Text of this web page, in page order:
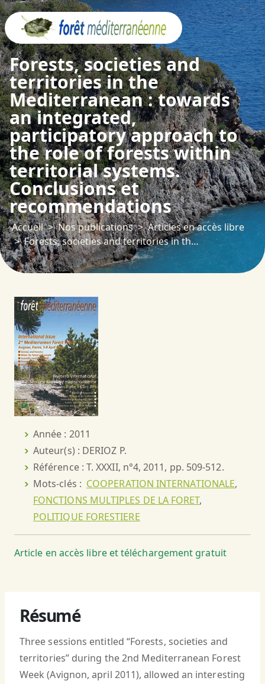
Forests, societies and
territories in the
Mediterranean : towards
an integrated,
participatory approach to
the role of forests within
territorial systems.
Conclusions et
recommendations
Accueil Nos publications
Articles en accès libre
Forests, societies and territories in the Mediterranean : towards an integrated, participatory approach to the role of forests within territorial systems. Conclusions et recommendations
Année : 2011
Auteur(s) : DERIOZ P.
Référence : T. XXXII, n°4, 2011, pp. 509-512.
Mots-clés : COOPERATION INTERNATIONALE,
FONCTIONS MULTIPLES DE LA FORET,
POLITIQUE FORESTIERE
Article en accès libre et téléchargement gratuit
Résumé
Three sessions entitled “Forests, societies and
territories” during the 2nd Mediterranean Forest
Week (Avignon, april 2011), allowed an interesting
Panneau de gestion des cookies